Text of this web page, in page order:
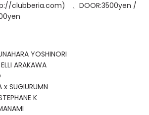
clubberia.com) 、DOOR:3500yen /
YOSHINORI
ARAKAWA
SUGIURUMN
K